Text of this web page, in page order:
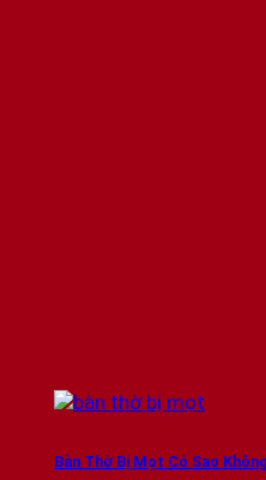
Bàn Thờ Bị Mọt Có Sao